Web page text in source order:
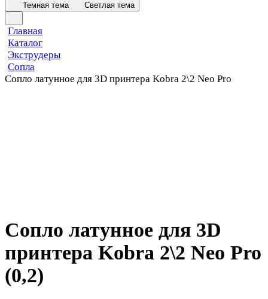
Темная тема Светлая тема
Главная
Каталог
Экструдеры
Сопла
Сопло латунное для 3D принтера Kobra 2\2 Neo Pro
Сопло латунное для 3D
принтера Kobra 2\2 Neo Pro
(0,2)